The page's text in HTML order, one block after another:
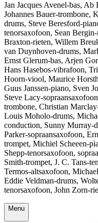
Jan Jacques Avenel-bas,
Johannes Bauer-trombone,
drums, Steve Beresford-
tenorsaxofoon, Sean
Braxton-rieten, Willem
van Duynhoven-drums,
Ernst Glerum-bas, Arjen
Hans Hasebos-vibrafoon,
Hoorn-viool, Maurice
Guus Janssen-piano, Sven
Steve Lacy-
trombone, Christian
Louis Moholo-drums,
conduction, Sunny Murray-
Parker-sopraansaxofoon,
trompet, Michiel Scheeen-
Shepp-tenorsaxofoon,
Smith-trompet, J. C. Tans-
Termos-altsaxofoon,
Eddie Veldman-drums,
tenorsaxofoon, John Zorn-
Menu